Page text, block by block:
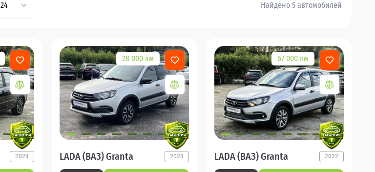
24 Найдено 5 автомобилей
2024
28 000 км
LADA (ВАЗ) Granta 2023
67 000 км
LADA (ВАЗ) Granta 2022